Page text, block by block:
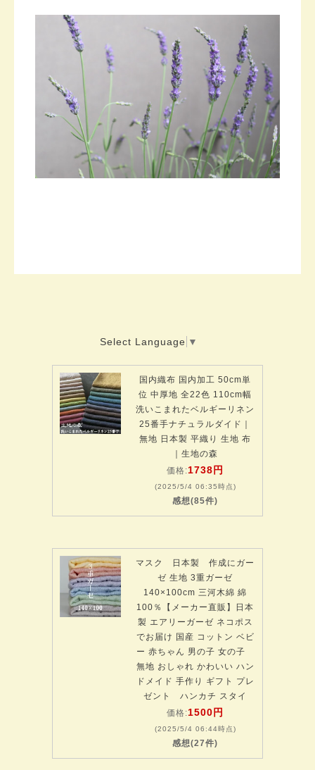
Select Language ▼
国内織布 国内加工 50cm単
位 中厚地 全22色 110cm幅
洗いこまれたベルギーリネン
25番手ナチュラルダイド｜
無地 日本製 平織り 生地 布
｜生地の森
価格:1738円
(2025/5/4 06:35時点)
感想(85件)
マスク 日本製 作成にガー
ゼ 生地 3重ガーゼ
140×100cm 三河木綿 綿
100％【メーカー直販】日本
製 エアリーガーゼ ネコポス
でお届け 国産 コットン ベビ
ー 赤ちゃん 男の子 女の子
無地 おしゃれ かわいい ハン
ドメイド 手作り ギフト プレ
ゼント ハンカチ スタイ
価格:1500円
(2025/5/4 06:44時点)
感想(27件)